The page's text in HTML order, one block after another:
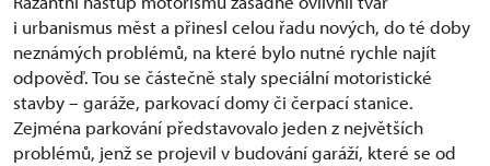
i urbanismus měst a přinesl celou řadu nových, do té doby
neznámých problémů, na které bylo nutné rychle najít
odpověď. Tou se částečně staly speciální motoristické
stavby – garáže, parkovací domy či čerpací stanice.
Zejména parkování představovalo jeden z největších
problémů, jenž se projevil v budování garáží, které se od